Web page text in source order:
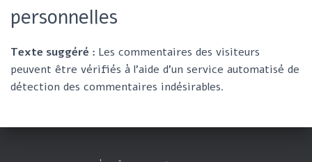
personnelles
Texte suggéré : Les commentaires des visiteurs
peuvent être vérifiés à l’aide d’un service automatisé de
détection des commentaires indésirables.